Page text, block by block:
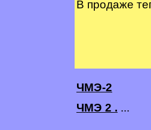
В продаже
ЧМЭ-2
ЧМЭ 2 . ...